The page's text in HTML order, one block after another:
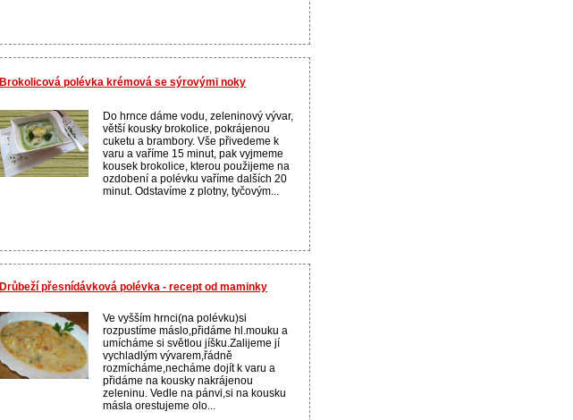
Brokolicová polévka krémová se sýrovými noky
Do hrnce dáme vodu, zeleninový vývar,
větší kousky brokolice, pokrájenou
cuketu a brambory. Vše přivedeme k
varu a vaříme 15 minut, pak vyjmeme
kousek brokolice, kterou použijeme na
ozdobení a polévku vaříme dalších 20
minut. Odstavíme z plotny, tyčovým...
Drůbeží přesnídávková polévka - recept od maminky
Ve vyšším hrnci(na polévku)si
rozpustíme máslo,přidáme hl.mouku a
umícháme si světlou jíšku.Zalijeme jí
vychladlým vývarem,řádně
rozmícháme,necháme dojít k varu a
přidáme na kousky nakrájenou
zeleninu. Vedle na pánvi,si na kousku
másla orestujeme olo...